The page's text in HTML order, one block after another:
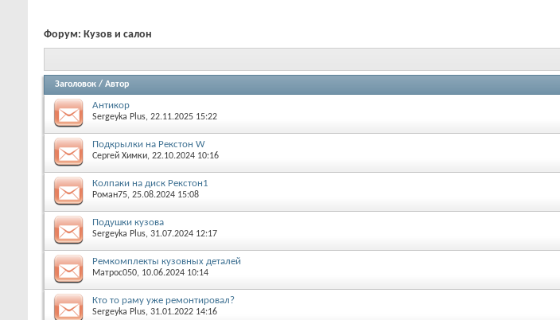
Форум: Кузов и салон
Заголовок / Автор
Антикор
Sergeyka Plus, 22.11.2025 15:22
Подкрылки на Рекстон W
Сергей Химки, 22.10.2024 10:16
Колпаки на диск Рекстон1
Роман75, 25.08.2024 15:08
Подушки кузова
Sergeyka Plus, 31.07.2024 12:17
Ремкомплекты кузовных деталей
Матрос050, 10.06.2024 10:14
Кто то раму уже ремонтировал?
Sergeyka Plus, 31.01.2022 14:16